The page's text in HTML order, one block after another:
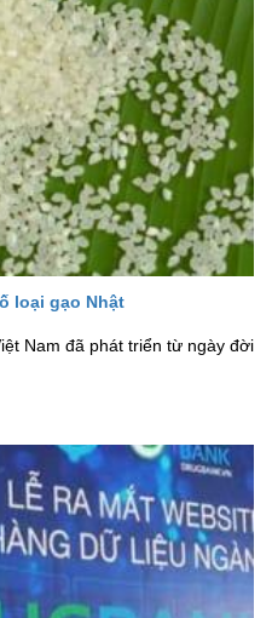
loại gạo Nhật
Nam đã phát triển từ ngày đời